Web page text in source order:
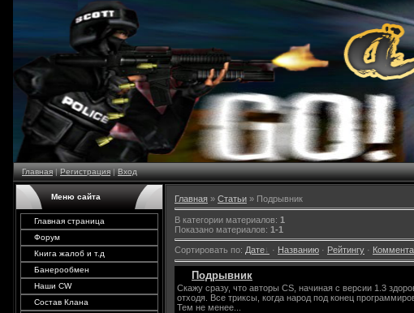
Главная|Регистрация|Вход
Меню сайта
Главная страница
Форум
Книга жалоб и т.д
Банерообмен
Наши CW
Состав Клана
Главная » Статьи » Подрывник
В категории материалов: 1
Показано материалов: 1-1
Сортировать по: Дате · Названию · Рейтингу ·
Подрывник
Скажу сразу, что авторы CS, начиная с версии 1.3
отходя. Все триксы, когда народ под конец
Тем не менее...